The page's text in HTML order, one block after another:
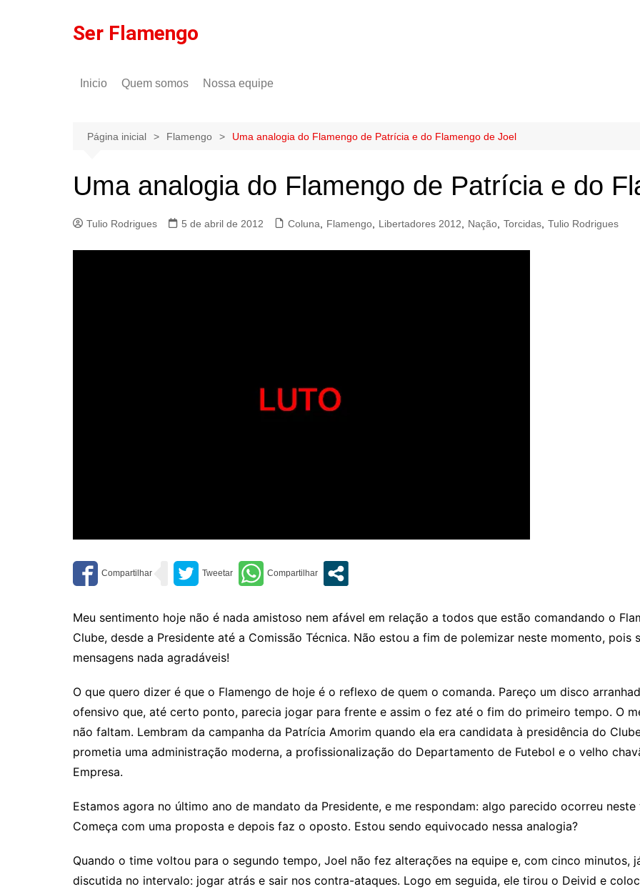
Ser Flamengo
Inicio Quem somos
Política de privacidade
Nossa equipe
Gilson Lima
Página inicial Flamengo Uma analogia do Flamengo de Patrícia e do Flamengo de Joel
Uma analogia do Flamengo de Patrícia e do
Tulio Rodrigues 5 de abril de 2012 Coluna Flamengo Libertadores 2012 Nação Torcidas Tulio Rodrigues
Meu sentimento hoje não é nada amistoso nem afável em relação a todos que estão comandando o
Clube, desde a Presidente até a Comissão Técnica. Não estou a fim de polemizar neste momento,
mensagens nada agradáveis!
O que quero dizer é que o Flamengo de hoje é o reflexo de quem o comanda. Pareço um disco
ofensivo que, até certo ponto, parecia jogar para frente e assim o fez até o fim do primeiro tempo. O
não faltam. Lembram da campanha da Patrícia Amorim quando ela era candidata à presidência do
prometia uma administração moderna, a profissionalização do Departamento de Futebol e o velho
Empresa.
Estamos agora no último ano de mandato da Presidente, e me respondam: algo parecido ocorreu
Começa com uma proposta e depois faz o oposto. Estou sendo equivocado nessa analogia?
Quando o time voltou para o segundo tempo, Joel não fez alterações na equipe e, com cinco minutos,
discutida no intervalo: jogar atrás e sair nos contra-ataques. Logo em seguida, ele tirou o Deivid e